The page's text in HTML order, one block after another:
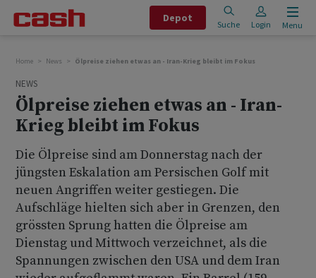
Depot
Suche Login Menu
Home News Ölpreise ziehen etwas an - Iran-Krieg bleibt im Fokus
NEWS
Ölpreise ziehen etwas an - Iran-
Krieg bleibt im Fokus
Die Ölpreise sind am Donnerstag nach der
jüngsten Eskalation am Persischen Golf mit
neuen Angriffen weiter gestiegen. Die
Aufschläge hielten sich aber in Grenzen, den
grössten Sprung hatten die Ölpreise am
Dienstag und Mittwoch verzeichnet, als die
Spannungen zwischen den USA und dem Iran